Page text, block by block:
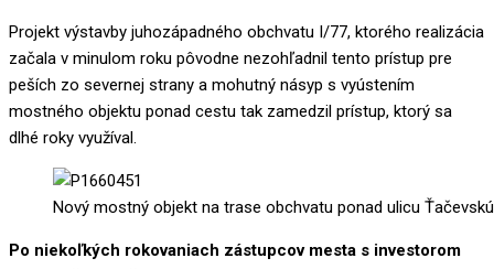
Projekt výstavby juhozápadného obchvatu I/77, ktorého realizácia
začala v minulom roku pôvodne nezohľadnil tento prístup pre
peších zo severnej strany a mohutný násyp s vyústením
mostného objektu ponad cestu tak zamedzil prístup, ktorý sa
dlhé roky využíval.
Nový mostný objekt na trase obchvatu ponad ulicu
Po niekoľkých rokovaniach zástupcov mesta s investorom